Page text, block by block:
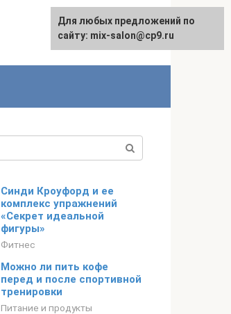
Синди Кроуфорд и ее
комплекс упражнений
«Секрет идеальной
фигуры»
Фитнес
Можно ли пить кофе
перед и после спортивной
тренировки
Питание и продукты
Для любых предложений по
сайту: mix-salon@cp9.ru